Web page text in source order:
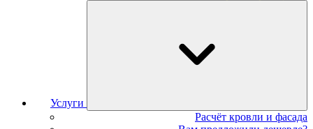
Услуги
Расчёт кровли и фасада